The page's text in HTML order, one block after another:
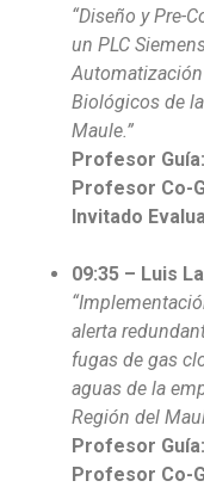
“Diseño y Pre-
un PLC
Biológicos de
Maule.”
Profesor Guía:
Profesor Co-
Invitado
09:35 – Luis
alerta
fugas de gas
aguas de la
Región del
Profesor Guía:
Profesor Co-